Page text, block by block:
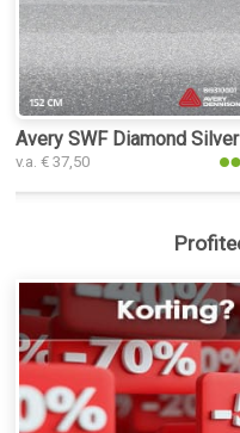
Avery SWF Diamond
v.a. € 37,50